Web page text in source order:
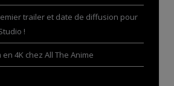
trailer et date de diffusion pour
!
4K chez All The Anime